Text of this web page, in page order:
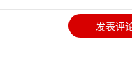
发表评